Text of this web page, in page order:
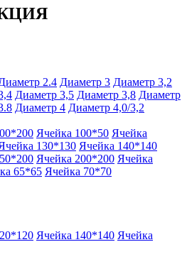
2.4 Диаметр 3 Диаметр 3,2
Диаметр 3,5 Диаметр 3,8 Диаметр
Диаметр 4 Диаметр 4,0/3,2
Ячейка 100*50 Ячейка
130*130 Ячейка 140*140
Ячейка 200*200 Ячейка
65*65 Ячейка 70*70
Ячейка 140*140 Ячейка